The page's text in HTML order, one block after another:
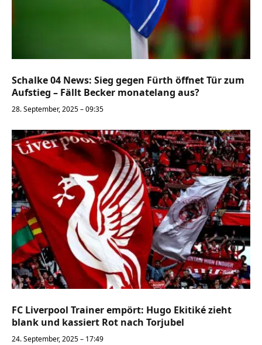
Schalke 04 News: Sieg gegen Fürth öffnet Tür zum
Aufstieg – Fällt Becker monatelang aus?
28. September, 2025 – 09:35
FC Liverpool Trainer empört: Hugo Ekitiké zieht
blank und kassiert Rot nach Torjubel
24. September, 2025 – 17:49